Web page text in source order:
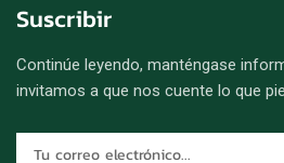
Suscribir
Continúe leyendo, manténgase
invitamos a que nos cuente lo que